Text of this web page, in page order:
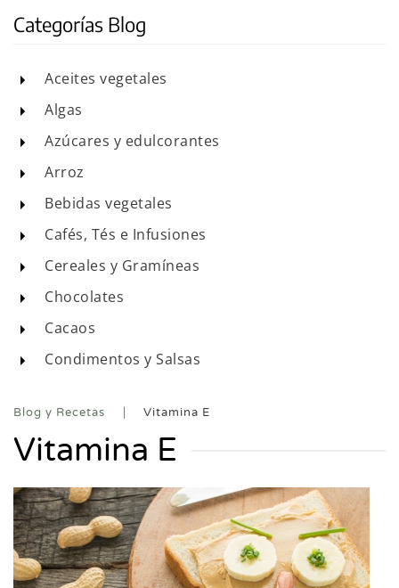
Categorías Blog
Aceites vegetales
Algas
Azúcares y edulcorantes
Arroz
Bebidas vegetales
Cafés, Tés e Infusiones
Cereales y Gramíneas
Chocolates
Cacaos
Condimentos y Salsas
Blog y Recetas Vitamina E
Vitamina E